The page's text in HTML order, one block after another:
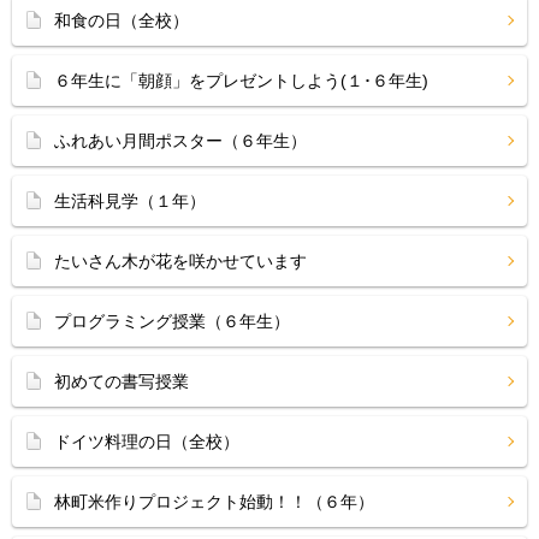
和食の日（全校）
６年生に「朝顔」をプレゼントしよう(１･６年生)
ふれあい月間ポスター（６年生）
生活科見学（１年）
たいさん木が花を咲かせています
プログラミング授業（６年生）
初めての書写授業
ドイツ料理の日（全校）
林町米作りプロジェクト始動！！（６年）